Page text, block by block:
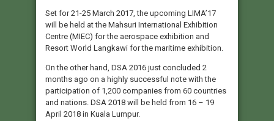
Set for 21-25 March 2017, the upcoming LIMA’17
will be held at the Mahsuri International Exhibition
Centre (MIEC) for the aerospace exhibition and
Resort World Langkawi for the maritime exhibition.
On the other hand, DSA 2016 just concluded 2
months ago on a highly successful note with the
participation of 1,200 companies from 60 countries
and nations. DSA 2018 will be held from 16 – 19
April 2018 in Kuala Lumpur.